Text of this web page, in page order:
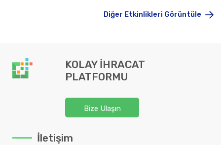
Diğer Etkinlikleri Görüntüle
KOLAY İHRACAT
PLATFORMU
Bize Ulaşın
İletişim